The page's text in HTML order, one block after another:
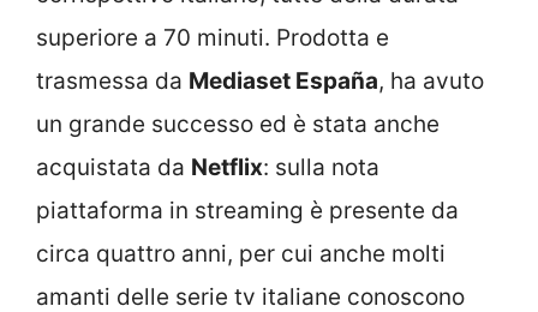
superiore a 70 minuti. Prodotta e
trasmessa da Mediaset España, ha avuto
un grande successo ed è stata anche
acquistata da Netflix: sulla nota
piattaforma in streaming è presente da
circa quattro anni, per cui anche molti
amanti delle serie tv italiane conoscono